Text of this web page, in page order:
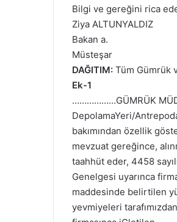
Bilgi ve gereğini rica
Ziya ALTUNYALDIZ
Bakan a.
Müsteşar
DAĞITIM: Tüm Gümrük
Ek-1
………………GÜMRÜK
DepolamaYeri/
bakımından özellik
mevzuat gereğince,
taahhüt eder, 4458
Genelgesi uyarınca
maddesinde belirtilen
yevmiyeleri